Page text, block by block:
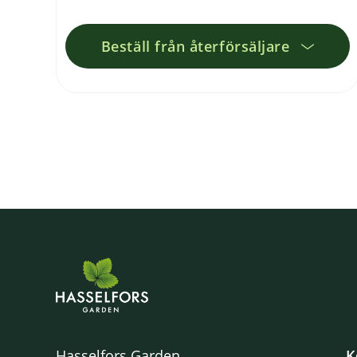
Beställ från återförsäljare